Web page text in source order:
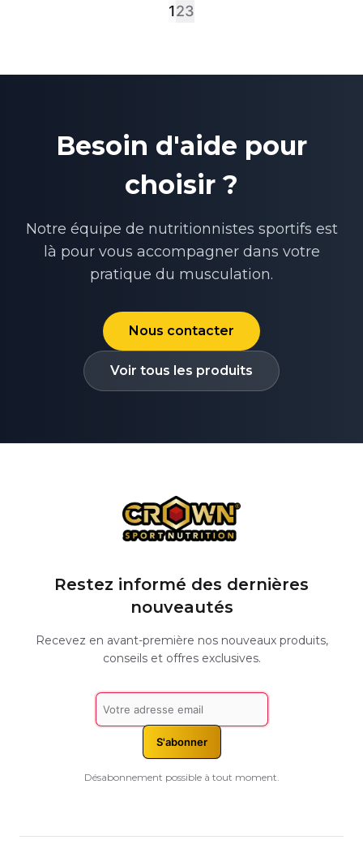
123
Besoin d'aide pour
choisir ?
Notre équipe de nutritionnistes sportifs est
là pour vous accompagner dans votre
pratique du musculation.
Nous contacter
Voir tous les produits
Restez informé des dernières
nouveautés
Recevez en avant-première nos nouveaux produits,
conseils et offres exclusives.
S'abonner
Désabonnement possible à tout moment.